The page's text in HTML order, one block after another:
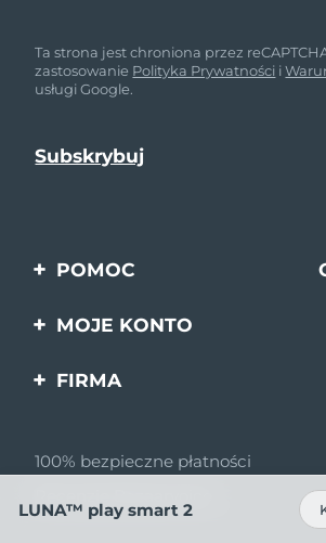
Ta strona jest chroniona przez
zastosowanie Polityka Prywatności i
usługi Google.
POMOC
Kontakt
Informacje o baterii
MOJE KONTO
FIRMA
Program partnerski
Wiadomości
100% bezpieczne płatności
LUNA™ play smart 2